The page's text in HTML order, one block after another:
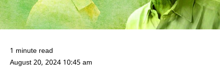
1 minute read
August 20, 2024 10:45 am